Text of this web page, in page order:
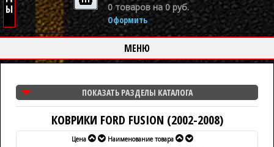
0 товаров на 0 руб.
Оформить
МЕНЮ
ПОКАЗАТЬ РАЗДЕЛЫ КАТАЛОГА
КОВРИКИ FORD FUSION (2002-2008)
Цена Наименование товара